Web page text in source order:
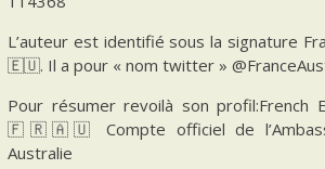
L’auteur est identifié sous la signature
🇪🇺. Il a pour « nom twitter »
Pour résumer revoilà son profil:French
🇫🇷🇦🇺 Compte officiel de
Australie